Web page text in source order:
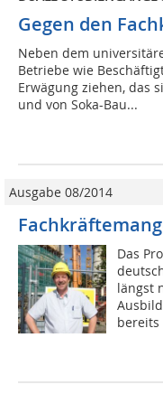
Gegen den
Neben dem
Betriebe wie
Erwägung ziehen, das
und von Soka-Bau...
Ausgabe 08/2014
Das
längst